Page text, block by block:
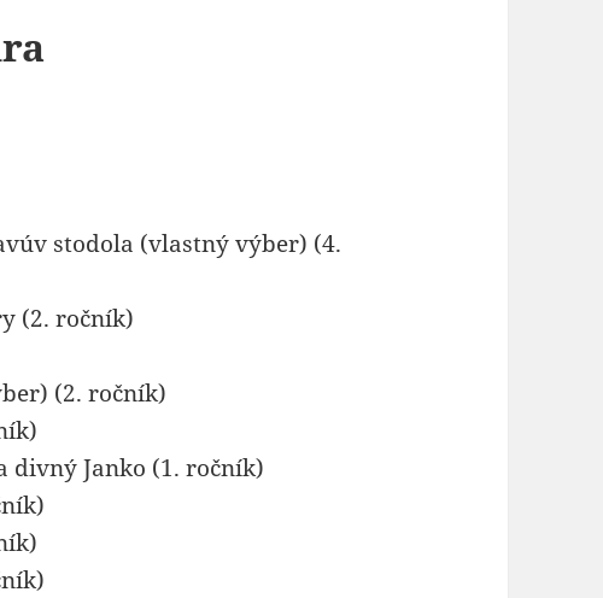
stodola (vlastný výber) (4.
(2. ročník)
(2. ročník)
divný Janko (1. ročník)